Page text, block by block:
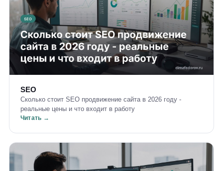
SEO
Сколько стоит SEO продвижение сайта в 2026 году -
реальные цены и что входит в работу
Читать →